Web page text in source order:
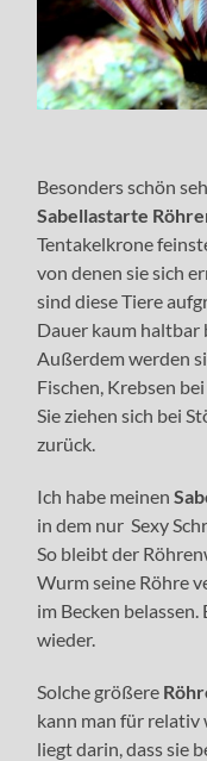
Besonders schön
Sabellastarte
Tentakelkrone
von denen sie sich
sind diese Tiere
Dauer kaum haltbar
Außerdem werden
Fischen, Krebsen
Sie ziehen sich bei
zurück.
Ich habe meinen
in dem nur Sexy
So bleibt der
Wurm seine Röhre
im Becken
wieder.
Solche größere
kann man für relativ
liegt darin, dass sie